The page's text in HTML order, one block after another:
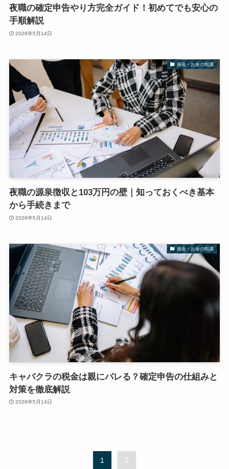
夜職の確定申告やり方完全ガイド！初めてでも安心の
手順解説
2026年5月14日
税金・お金の知識
夜職の源泉徴収と103万円の壁｜知っておくべき基本
から手続きまで
2026年5月14日
税金・お金の知識
キャバクラの税金は親にバレる？確定申告の仕組みと
対策を徹底解説
2026年5月14日
1 2